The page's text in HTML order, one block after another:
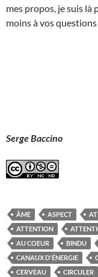
mes propos, je suis là
moins à vos questions
Serge Baccino
ÂME ASPECT
ATTENTION
AU COEUR
BINDU
CANAUX D'ÉNERGIE
CERVEAU
CIRCULER